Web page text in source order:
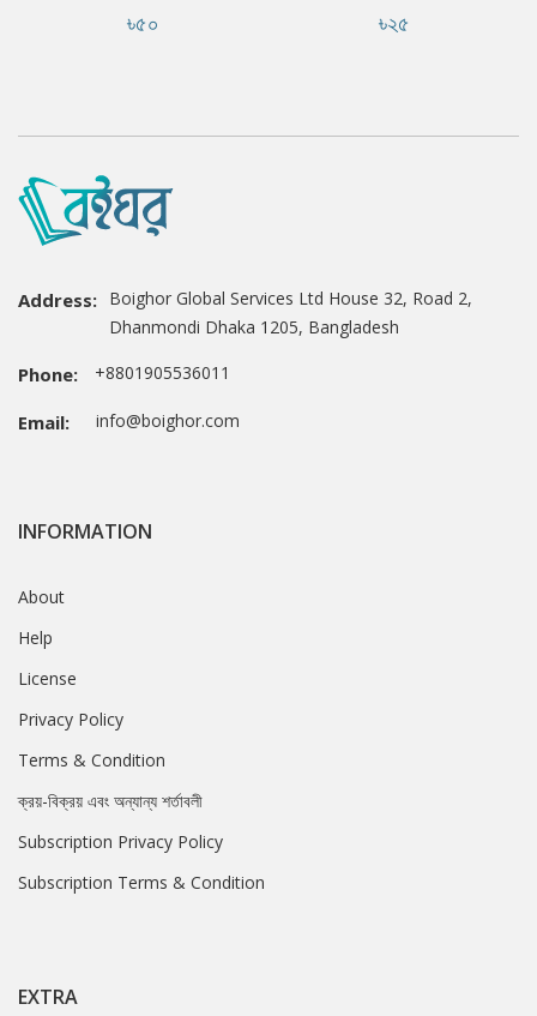
৳৫০ ৳২৫
Address: Boighor Global Services Ltd House 32, Road 2,
Dhanmondi Dhaka 1205, Bangladesh
Phone: +8801905536011
Email: info@boighor.com
INFORMATION
About
Help
License
Privacy Policy
Terms & Condition
ক্রয়-বিক্রয় এবং অন্যান্য শর্তাবলী
Subscription Privacy Policy
Subscription Terms & Condition
EXTRA